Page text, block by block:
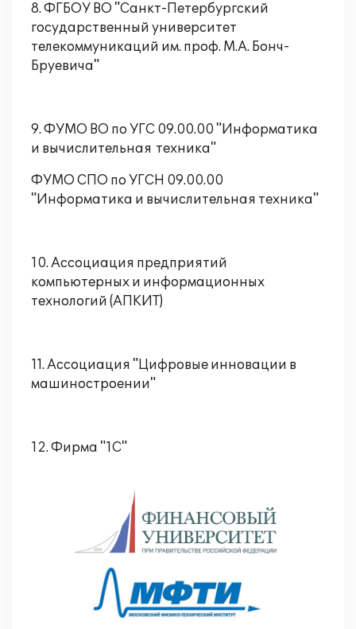
8. ФГБОУ ВО "Санкт-Петербургский
государственный университет
телекоммуникаций им. проф. М.А. Бонч-
Бруевича"
9. ФУМО ВО по УГС 09.00.00 "Информатика
и вычислительная техника"
ФУМО СПО по УГСН 09.00.00
"Информатика и вычислительная техника"
10. Ассоциация предприятий
компьютерных и информационных
технологий (АПКИТ)
11. Ассоциация "Цифровые инновации в
машиностроении"
12. Фирма "1С"